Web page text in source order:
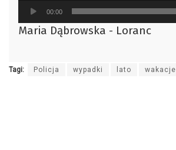
Odtwarzacz
plików
dźwiękowych
00:00
Maria Dąbrowska - Loranc
Tagi: Policja wypadki lato wakacje